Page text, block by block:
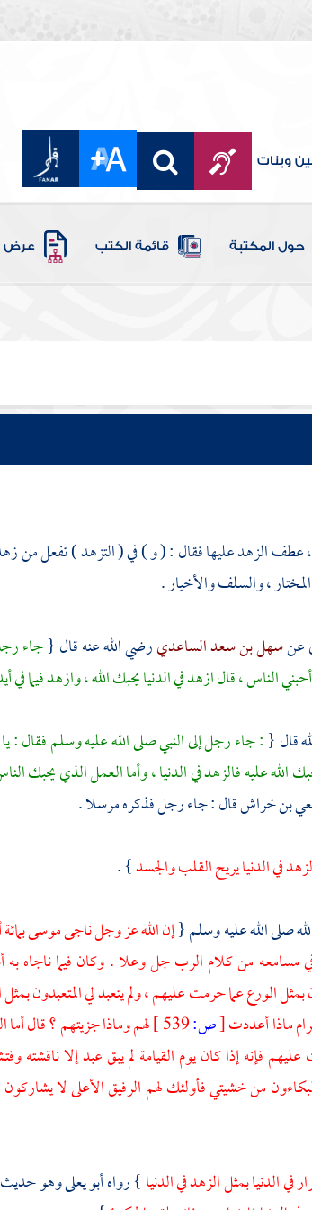
وبنات
حول المكتبة قائمة الكتب عرض
، عطف الزهد عليها فقال : ( و ) في ( التزهد ) تفعل
، والسلف والأخيار .
عنسهل بن سعد الساعديرضي الله عنه قال {جاء
الناس ، قال ازهد في الدنيا يحبك الله ، وازهد فيما
قال {: جاء رجل إلى النبي صلى الله عليه وسلم فقال :
الله عليه فالزهد في الدنيا ، وأما العمل الذي يحبك
بن خراشقال : جاء رجل فذكره مرسلا .
في الدنيا يريح القلب والجسد} .
صلى الله عليه وسلم {إن الله عز وجل ناجىموسى
مسامعه من كلام الرب جل وعلا . وكان فيما ناجاه به
بمثل الورع عما حرمت عليهم ، ولم يتعبد لي المتعبدون
ماذا أعددت[ص:539 ]
لهم وماذا جزيتهم ؟ قال أما
فإنه إذا كان يوم القيامة لم يبق عبد إلا ناقشته
من خشيتي فأولئك لهم الرفيق الأعلى لا يشاركون
في الدنيا بمثل الزهد في الدنيا} رواهأبو يعلىوهو